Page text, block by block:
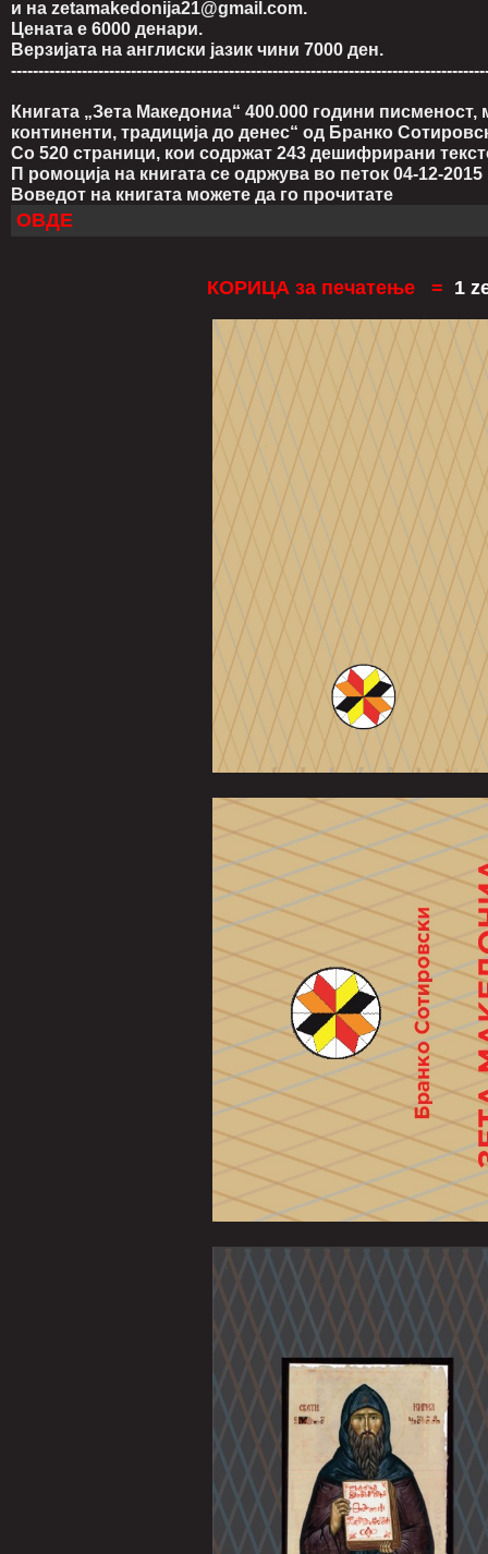
и на zetamakedonija21@gmail.com.
Цената е 6000 денари.
Верзијата на англиски јазик чини 7000 ден.
Книгата „Зета Македониа“ 400.000 години писменост,
континенти, традиција до денес“ од Бранко
Со 520 страници, кои содржат 243 дешифрирани
П ромоција на книгата се одржува во петок 04-12-
Воведот на книгата можете да го прочитате
ОВДЕ
КОРИЦА за печатење = 1